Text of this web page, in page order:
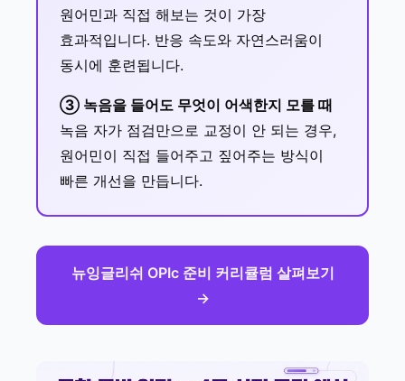
원어민과 직접 해보는 것이 가장
효과적입니다. 반응 속도와 자연스러움이
동시에 훈련됩니다.
③ 녹음을 들어도 무엇이 어색한지 모를 때
녹음 자가 점검만으로 교정이 안 되는 경우,
원어민이 직접 들어주고 짚어주는 방식이
빠른 개선을 만듭니다.
뉴잉글리쉬 OPIc 준비 커리큘럼 살펴보기
→